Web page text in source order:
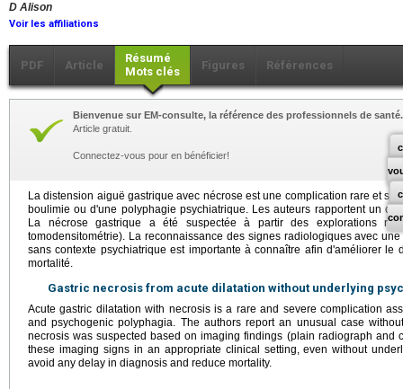
D Alison
Voir les affiliations
PDF Article
Résumé
Mots clés
Figures Références
Bienvenue sur EM-consulte, la référence des professionnels de santé.
Article gratuit.
Connectez-vous pour en bénéficier!
La distension aiguë gastrique avec nécrose est une complication rare et
boulimie ou d'une polyphagie psychiatrique. Les auteurs rapportent un
La nécrose gastrique a été suspectée à partir des explorations
tomodensitométrie). La reconnaissance des signes radiologiques avec
sans contexte psychiatrique est importante à connaître afin d'améliorer
mortalité.
Gastric necrosis from acute dilatation without underlying
Acute gastric dilatation with necrosis is a rare and severe complication
and psychogenic polyphagia. The authors report an unusual case
necrosis was suspected based on imaging findings (plain radiograph and
these imaging signs in an appropriate clinical setting, even without
avoid any delay in diagnosis and reduce mortality.